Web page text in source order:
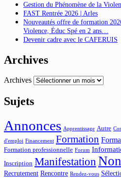
Gestion du Phénomène de la
FAST Rentrée 2026 | Arles
Nouveautés offre de formation
Violence, Éduc Spé en 2 ans…
Devenir cadre avec le CAFERUIS
Archives
Archives
Sujets
Annonces Apprentissage Autre
d'emploi Financement Formation
Formation professionnelle Forum
Inscription Manifestation
Recrutement Rencontre Rendez-vous